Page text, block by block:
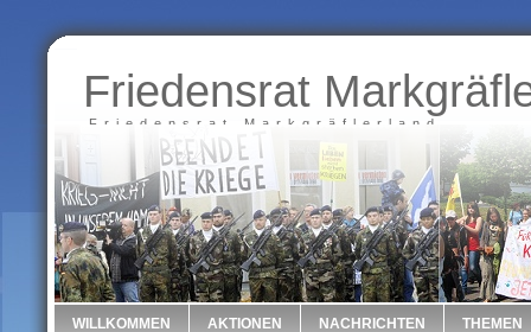
Friedensrat
Friedensrat Markgräflerland
WILLKOMMEN AKTIONEN NACHRICHTEN THEMEN